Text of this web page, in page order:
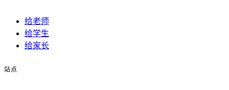
给老师
给学生
给家长
站点